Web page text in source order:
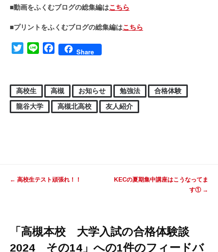
■動画をふくむブログの総集編はこちら
■プリントをふくむブログの総集編はこちら
TwitterLine FacebookShare
高校生 高槻 お知らせ 勉強法
合格体験
龍谷大学
高槻北高校 友人紹介
← 高校生テスト頑張れ！！
KECの夏期集中講座はこうなってま
す① →
「 高槻本校 大学入試の合格体験談
2024 その14 」への1件のフィードバ